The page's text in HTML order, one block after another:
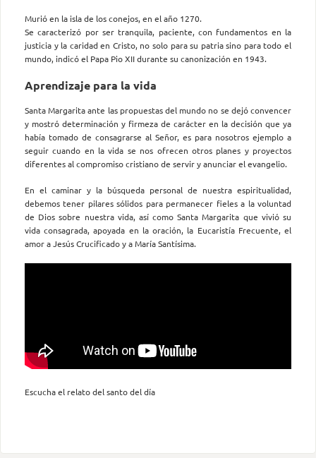
Murió en la isla de los conejos, en el año 1270.
Se caracterizó por ser tranquila, paciente, con fundamentos en la
justicia y la caridad en Cristo, no solo para su patria sino para todo el
mundo, indicó el Papa Pio XII durante su canonización en 1943.
Aprendizaje para la vida
Santa Margarita ante las propuestas del mundo no se dejó convencer
y mostró determinación y firmeza de carácter en la decisión que ya
había tomado de consagrarse al Señor, es para nosotros ejemplo a
seguir cuando en la vida se nos ofrecen otros planes y proyectos
diferentes al compromiso cristiano de servir y anunciar el evangelio.
En el caminar y la búsqueda personal de nuestra espiritualidad,
debemos tener pilares sólidos para permanecer fieles a la voluntad
de Dios sobre nuestra vida, así como Santa Margarita que vivió su
vida consagrada, apoyada en la oración, la Eucaristía Frecuente, el
amor a Jesús Crucificado y a María Santísima.
Escucha el relato del santo del día